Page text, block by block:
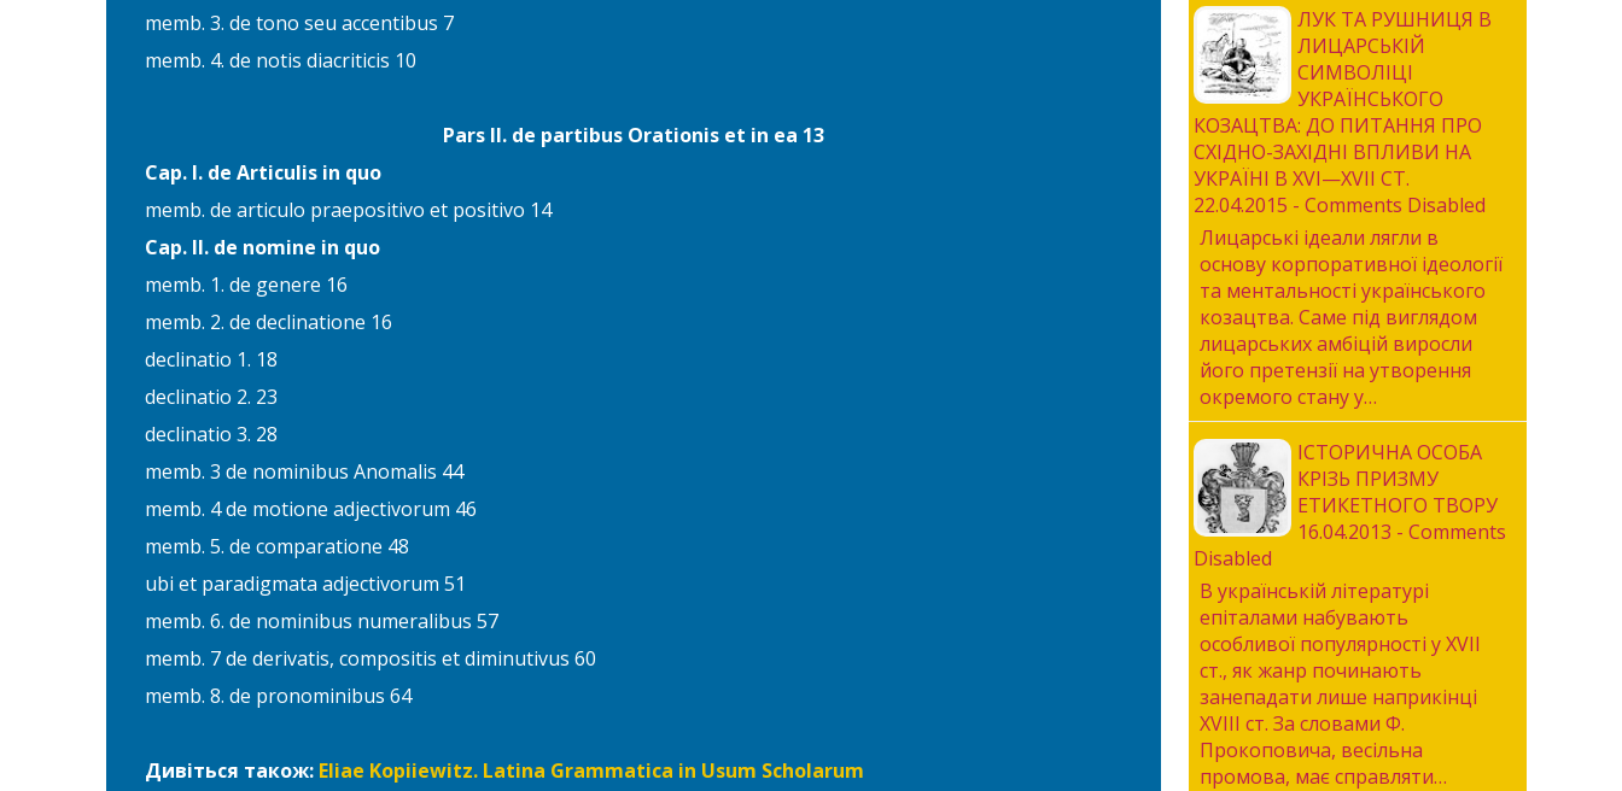
memb. 3. de tono seu accentibus 7
memb. 4. de notis diacriticis 10
Pars II. de partibus Orationis et in ea 13
Cap. I. de Articulis in quo
memb. de articulo praepositivo et positivo 14
Cap. Il. de nomine in quo
memb. 1. de genere 16
memb. 2. de declinatione 16
declinatio 1. 18
declinatio 2. 23
declinatio 3. 28
memb. 3 de nominibus Anomalis 44
memb. 4 de motione adjectivorum 46
memb. 5. de comparatione 48
ubi et paradigmata adjectivorum 51
memb. 6. de nominibus numeralibus 57
memb. 7 de derivatis, compositis et diminutivus 60
memb. 8. de pronominibus 64
Дивіться також: Eliae Kopiiewitz. Latina Grammatica in Usum Scholarum
ЛУК ТА РУШНИЦЯ В
ЛИЦАРСЬКІЙ
СИМВОЛІЦІ
УКРАЇНСЬКОГО
КОЗАЦТВА: ДО ПИТАННЯ ПРО
СХІДНО-ЗАХІДНІ ВПЛИВИ НА
УКРАЇНІ В XVI—XVII СТ.
22.04.2015 - Comments Disabled
Лицарські ідеали лягли в
основу корпоративної ідеології
та ментальності українського
козацтва. Саме під виглядом
лицарських амбіцій виросли
його претензії на утворення
окремого стану у…
ІСТОРИЧНА ОСОБА
КРІЗЬ ПРИЗМУ
ЕТИКЕТНОГО ТВОРУ
16.04.2013 - Comments
Disabled
В українській літературі
епіталами набувають
особливої популярності у XVII
ст., як жанр починають
занепадати лише наприкінці
XVIIІ ст. За словами Ф.
Прокоповича, весільна
промова, має справляти…